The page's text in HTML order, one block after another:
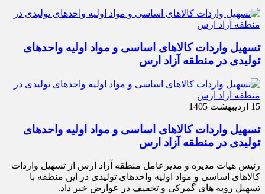
تسهیل واردات کالاهای اساسی و مواد اولیه واحدهای
تولیدی در منطقه آزاد ارس
15 اردیبهشت 1405
تسهیل واردات کالاهای اساسی و مواد اولیه واحدهای
تولیدی در منطقه آزاد ارس
رئیس هیات مدیره و مدیرعامل منطقه آزاد ارس از تسهیل واردات
کالاهای اساسی و مواد اولیه واحدهای تولیدی در این منطقه با
تسهیل رویه های گمرکی و تخفیف در عوارض خبر داد.